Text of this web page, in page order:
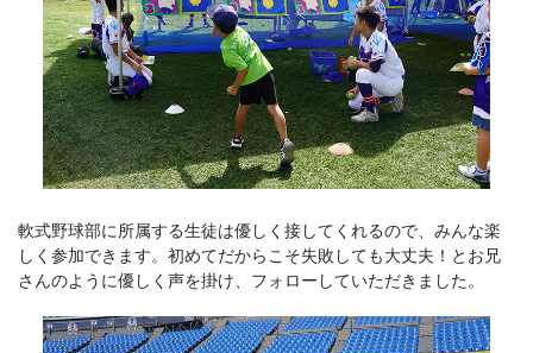
軟式野球部に所属する生徒は優しく接してくれるので、みんな楽
しく参加できます。初めてだからこそ失敗しても大丈夫！とお兄
さんのように優しく声を掛け、フォローしていただきました。